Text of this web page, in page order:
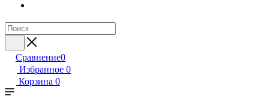
Сравнение0
Избранное 0
Корзина 0